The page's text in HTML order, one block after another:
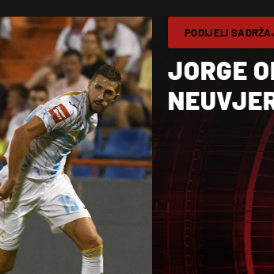
PODIJELI
JORGE